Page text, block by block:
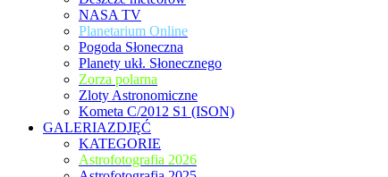
NASA TV
Planetarium Online
Pogoda Słoneczna
Planety ukł. Słonecznego
Zorza polarna
Zloty Astronomiczne
Kometa C/2012 S1 (ISON)
GALERIAZDJĘĆ
KATEGORIE
Astrofotografia 2026